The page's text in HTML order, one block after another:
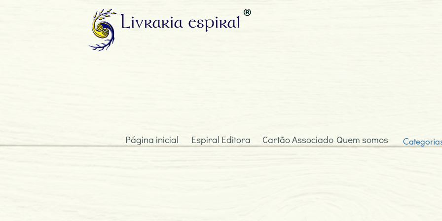
Livraria espiral
Página inicial Espiral Editora Cartão Associado Quem somos